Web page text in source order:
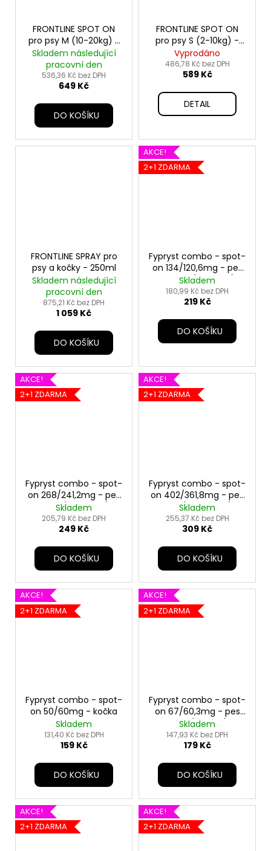
FRONTLINE SPOT ON
pro psy M (10-20kg) -
3x1,34ml
Skladem následující
pracovní den
536,36 Kč bez DPH
649 Kč
DO KOŠÍKU
FRONTLINE SPOT ON
pro psy S (2-10kg) -
3x0,67ml
Vyprodáno
486,78 Kč bez DPH
589 Kč
DETAIL
FRONTLINE SPRAY pro
psy a kočky - 250ml
Skladem následující
pracovní den
875,21 Kč bez DPH
1 059 Kč
DO KOŠÍKU
AKCE!
2+1 ZDARMA
Fypryst combo - spot-
on 134/120,6mg - pes
střední (10-20 kg)
Skladem
180,99 Kč bez DPH
219 Kč
DO KOŠÍKU
AKCE!
2+1 ZDARMA
Fypryst combo - spot-
on 268/241,2mg - pes
velký (20-40 kg)
Skladem
205,79 Kč bez DPH
249 Kč
DO KOŠÍKU
AKCE!
2+1 ZDARMA
Fypryst combo - spot-
on 402/361,8mg - pes
obří ( nad 40kg)
Skladem
255,37 Kč bez DPH
309 Kč
DO KOŠÍKU
AKCE!
2+1 ZDARMA
Fypryst combo - spot-
on 50/60mg - kočka
Skladem
131,40 Kč bez DPH
159 Kč
DO KOŠÍKU
AKCE!
2+1 ZDARMA
Fypryst combo - spot-
on 67/60,3mg - pes
malý (2-10 kg)
Skladem
147,93 Kč bez DPH
179 Kč
DO KOŠÍKU
AKCE!
2+1 ZDARMA
AKCE!
2+1 ZDARMA